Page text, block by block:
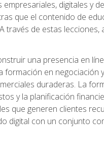
digitales y
que el contenido de
de estas
una presencia en
en
duraderas. La
y la planificación
que generen clientes
digital con un conjunto